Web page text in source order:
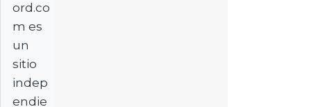
ord.co
m es
un
sitio
indep
endie